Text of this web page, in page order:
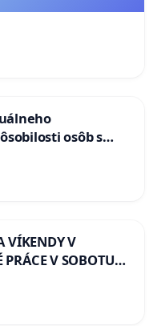
osôb s
do
VÍKENDY V
PRÁCE V SOBOTU
PRACOVNÝ
A PRAVIDELNÁ